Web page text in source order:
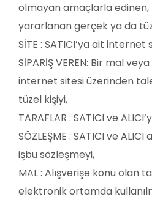
olmayan amaçlarla
yararlanan gerçek ya da
SİTE : SATICI’ya ait internet
SİPARİŞ VEREN: Bir mal
internet sitesi üzerinden
tüzel kişiyi,
TARAFLAR : SATICI ve
SÖZLEŞME : SATICI ve
işbu sözleşmeyi,
MAL : Alışverişe konu olan
elektronik ortamda